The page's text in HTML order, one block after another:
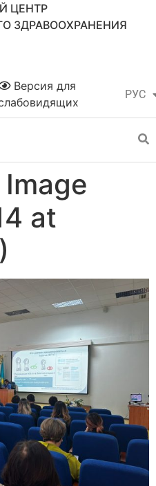
ЦЕНТР
ЗДРАВООХРАНЕНИЯ
РУС
ҚАЗ
Версия для
at